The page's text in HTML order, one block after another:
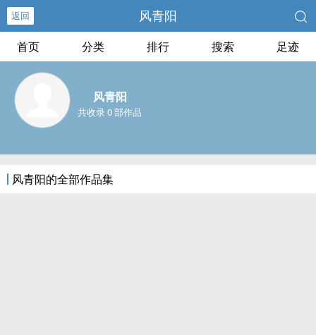
返回 风青阳
首页 分类 排行 搜索 足迹
风青阳
共收录 0 部作品
风青阳的全部作品集